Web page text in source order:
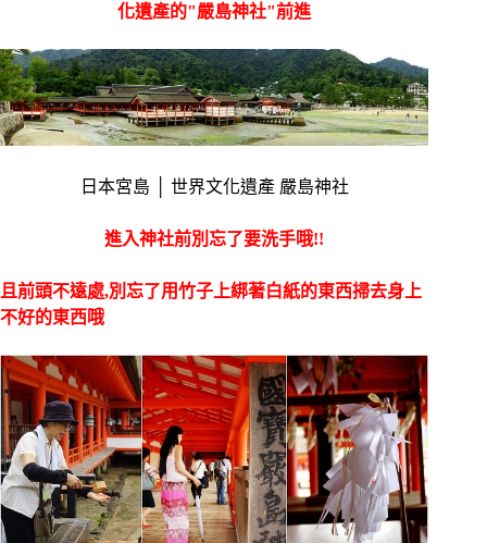
化遺產的"嚴島神社"前進
日本宮島 │ 世界文化遺產 嚴島神社
進入神社前別忘了要洗手哦!!
且前頭不遠處,別忘了用竹子上綁著白紙的東西掃去身上
不好的東西哦